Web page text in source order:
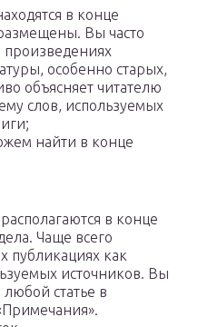
в конце
Вы часто
особенно старых,
объясняет читателю
слов, используемых
найти в конце
в конце
Чаще всего
публикациях как
источников. Вы
статье в